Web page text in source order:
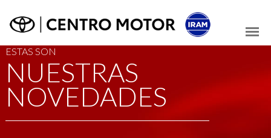
ESTAS SON
NUESTRAS
NOVEDADES